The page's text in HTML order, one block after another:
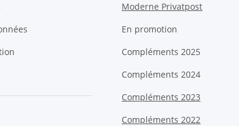
Moderne Privatpost
En promotion
Compléments 2025
Compléments 2024
Compléments 2023
Compléments 2022